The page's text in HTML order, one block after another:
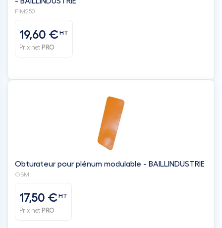
PIM250
19,60 €HT
Prix net PRO
Obturateur pour plénum modulable - BAILLINDUSTRIE
OBM
17,50 €HT
Prix net PRO